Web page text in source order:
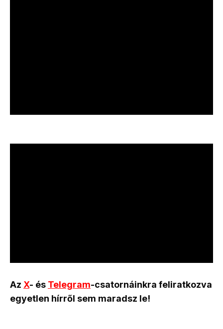
Az X- és Telegram-csatornáinkra feliratkozva
egyetlen hírről sem maradsz le!